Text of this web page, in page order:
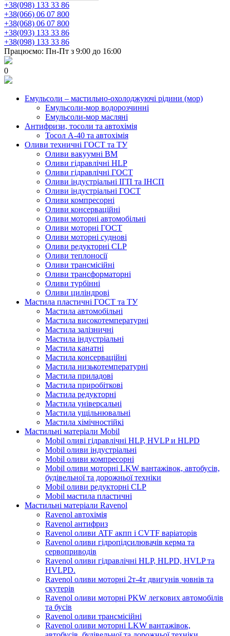
+38(098) 133 33 86
+38(066) 06 07 800
+38(068) 06 07 800
+38(093) 133 33 86
+38(098) 133 33 86
Працюємо: Пн-Пт з 9:00 до 16:00
0
Емульсоли – мастильно-охолоджуючі рідини (мор)
Емульсоли-мор водорозчинні
Емульсоли-мор масляні
Антифризи, тосоли та автохімія
Тосол А-40 та автохімія
Оливи техничні ГОСТ та ТУ
Оливи вакуумні ВМ
Оливи гідравлічні HLP
Оливи гідравлічні ГОСТ
Оливи індустріальні ІГП та ІНСП
Оливи індустріальні ГОСТ
Оливи компресорні
Оливи консерваційні
Оливи моторні автомобільні
Оливи моторні ГОСТ
Оливи моторні суднові
Оливи редукторні CLP
Оливи теплоносії
Оливи трансмісійні
Оливи трансформаторні
Оливи турбінні
Оливи циліндрові
Мастила пластичні ГОСТ та ТУ
Мастила автомобільні
Мастила високотемпературні
Мастила залізничні
Мастила індустріальні
Мастила канатні
Мастила консерваційні
Мастила низькотемпературні
Мастила приладові
Мастила приробіткові
Мастила редукторні
Мастила універсальні
Мастила ущільнювальні
Мастила хімічностійкі
Мастильні матеріали Mobil
Mobil оливі гідравлічні HLP, HVLP и HLPD
Mobil оливи індустріальні
Mobil оливи компресорні
Mobil оливи моторні LKW вантажівок, автобусів,
будівельної та дорожньої техніки
Mobil оливи редукторні CLP
Mobil мастила пластичні
Мастильні матеріали Ravenol
Ravenol автохімія
Ravenol антифриз
Ravenol оливи ATF акпп і CVTF варіаторів
Ravenol оливи гідропідсилювачів керма та
сервоприводів
Ravenol оливи гідравлічні HLP, HLPD, HVLP та
HVLPD.
Ravenol оливи моторні 2т-4т двигунів човнів та
скутерів
Ravenol оливи моторні PKW легкових автомобілів
та бусів
Ravenol оливи трансмісійні
Ravenol оливи моторні LKW вантажівок,